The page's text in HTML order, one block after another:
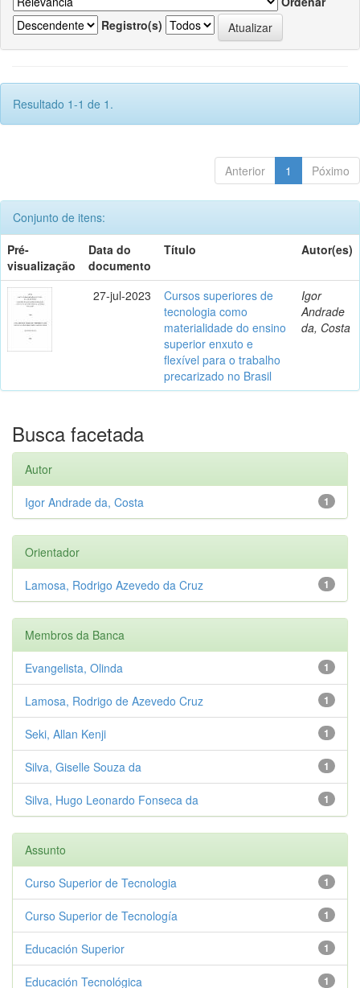
Registro(s)
Resultado 1-1 de 1.
Anterior 1 Póximo
Conjunto de itens:
Pré-
visualização
Data do
documento
Título Autor(es)
27-jul-2023
Cursos superiores de
tecnologia como
materialidade do ensino
superior enxuto e
flexível para o trabalho
precarizado no Brasil
Igor
Andrade
da, Costa
Busca facetada
Autor
1
Igor Andrade da, Costa
Orientador
1
Lamosa, Rodrigo Azevedo da Cruz
Membros da Banca
1
Evangelista, Olinda
1
Lamosa, Rodrigo de Azevedo Cruz
1
Seki, Allan Kenji
1
Silva, Giselle Souza da
1
Silva, Hugo Leonardo Fonseca da
Assunto
1
Curso Superior de Tecnologia
1
Curso Superior de Tecnología
1
Educación Superior
1
Educación Tecnológica